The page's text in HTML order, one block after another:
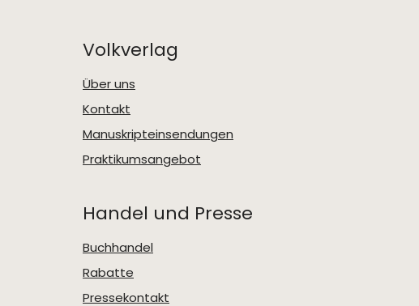
Volkverlag
Über uns
Kontakt
Manuskripteinsendungen
Praktikumsangebot
Handel und Presse
Buchhandel
Rabatte
Pressekontakt